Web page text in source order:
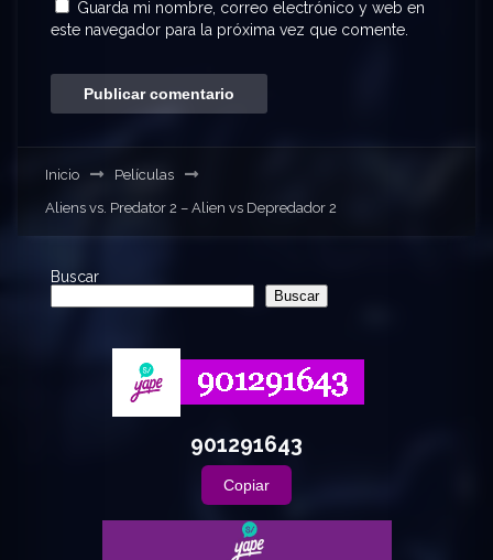
Guarda mi nombre, correo electrónico y web en
este navegador para la próxima vez que comente.
Inicio
Películas
Aliens vs. Predator 2 – Alien vs Depredador 2
Buscar
Buscar
901291643
Copiar